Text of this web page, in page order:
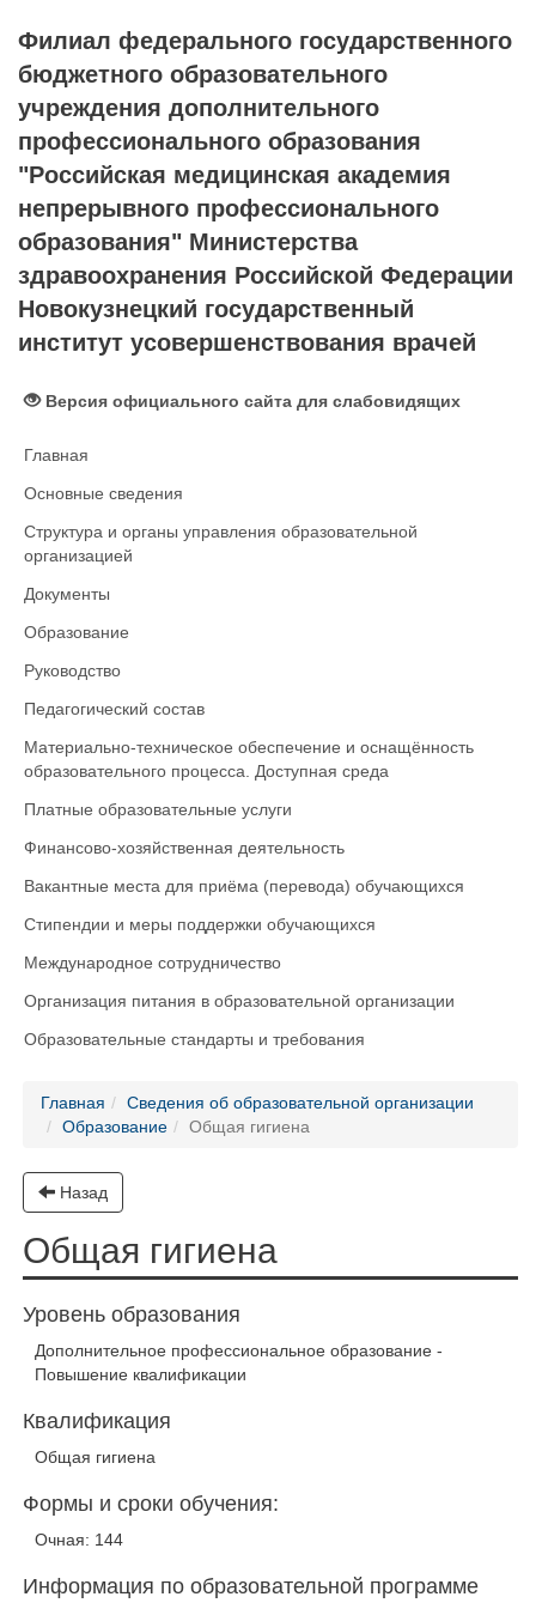
Филиал федерального государственного
бюджетного образовательного
учреждения дополнительного
профессионального образования
"Российская медицинская академия
непрерывного профессионального
образования" Министерства
здравоохранения Российской Федерации
Новокузнецкий государственный
институт усовершенствования врачей
Версия официального сайта для слабовидящих
Главная
Основные сведения
Структура и органы управления образовательной
организацией
Документы
Образование
Руководство
Педагогический состав
Материально-техническое обеспечение и оснащённость
образовательного процесса. Доступная среда
Платные образовательные услуги
Финансово-хозяйственная деятельность
Вакантные места для приёма (перевода) обучающихся
Стипендии и меры поддержки обучающихся
Международное сотрудничество
Организация питания в образовательной организации
Образовательные стандарты и требования
Главная
Сведения об образовательной организации
Образование
Общая гигиена
Назад
Общая гигиена
Уровень образования
Дополнительное профессиональное образование -
Повышение квалификации
Квалификация
Общая гигиена
Формы и сроки обучения:
Очная: 144
Информация по образовательной программе